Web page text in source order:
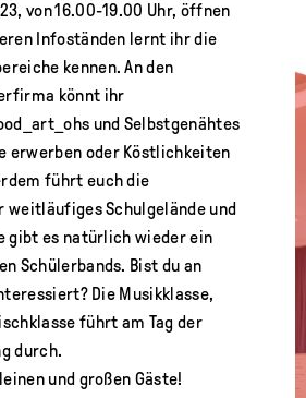
von 16.00-19.00 Uhr, öffnen
Infoständen lernt ihr die
kennen. An den
könnt ihr
und Selbstgenähtes
erwerben oder Köstlichkeiten
führt euch die
weitläufiges Schulgelände und
gibt es natürlich wieder ein
Schülerbands. Bist du an
Die Musikklasse,
führt am Tag der
durch.
und großen Gäste!